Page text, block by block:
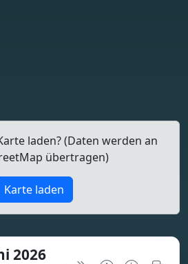
laden? (Daten werden an
übertragen)
Karte laden
2026